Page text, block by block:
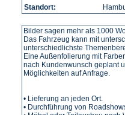
Standort:
Bilder sagen mehr als 1000
Das Fahrzeug kann mit
unterschiedlichste
Eine Außenfolierung mit
nach Kundenwunsch geplant
Möglichkeiten auf Anfrage.
• Lieferung an jeden Ort.
• Durchführung von